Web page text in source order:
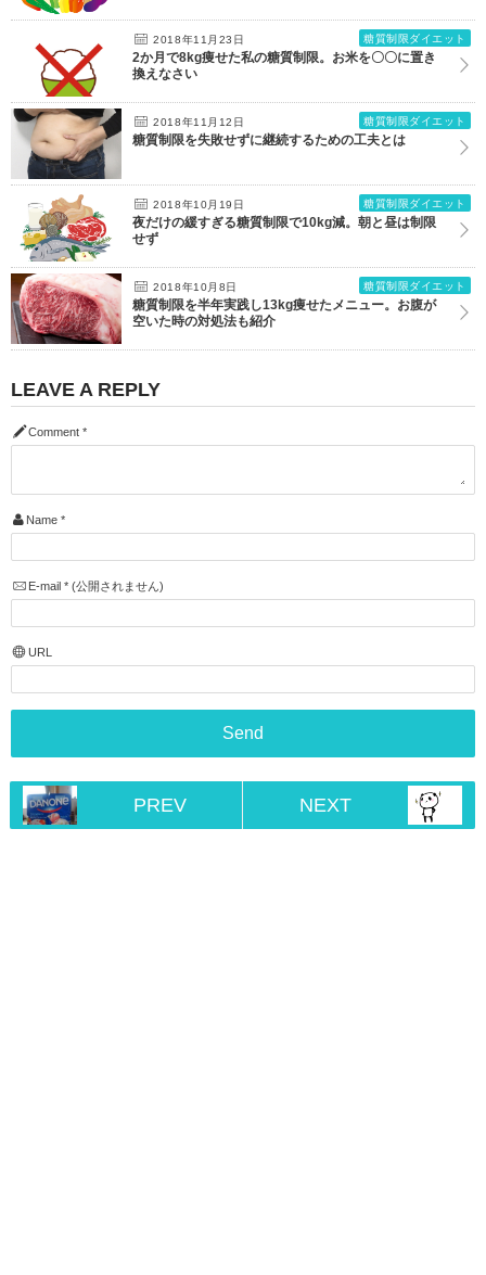
2018年11月23日 糖質制限ダイエット
2か月で8kg痩せた私の糖質制限。お米を〇〇に置き
換えなさい
2018年11月12日 糖質制限ダイエット
糖質制限を失敗せずに継続するための工夫とは
2018年10月19日 糖質制限ダイエット
夜だけの緩すぎる糖質制限で10kg減。朝と昼は制限
せず
2018年10月8日 糖質制限ダイエット
糖質制限を半年実践し13kg痩せたメニュー。お腹が
空いた時の対処法も紹介
LEAVE A REPLY
Comment *
Name *
E-mail *(公開されません)
URL
PREV NEXT